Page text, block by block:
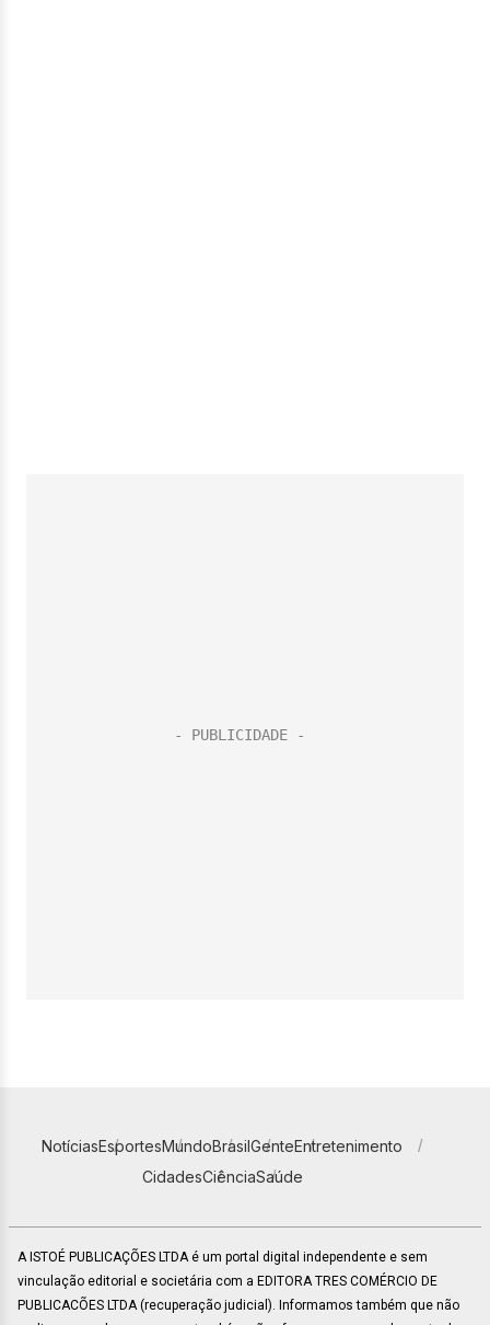
NotíciasEsportesMundoBrasilGenteEntretenimento
CidadesCiênciaSaúde
A ISTOÉ PUBLICAÇÕES LTDA é um portal digital independente e sem
vinculação editorial e societária com a EDITORA TRES COMÉRCIO DE
PUBLICACÕES LTDA (recuperação judicial). Informamos também que não